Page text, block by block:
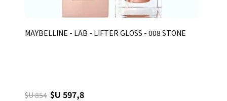
MAYBELLINE - LAB - LIFTER GLOSS - 008 STONE
$U 854 $U 597,8